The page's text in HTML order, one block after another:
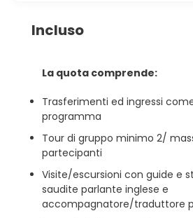
Incluso
La quota comprende:
Trasferimenti ed ingressi
programma
Tour di gruppo minimo 2/
partecipanti
Visite/escursioni con guide e
saudite parlante inglese e
accompagnatore/traduttore